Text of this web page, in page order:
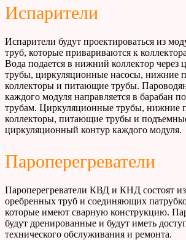
Испарители
Испарители будут проектироваться из
труб, которые привариваются к
Вода подается в нижний коллектор через
трубы, циркуляционные насосы, нижние
коллекторы и питающие трубы.
каждого модуля направляется в барабан
трубам. Циркуляционные трубы, нижние
коллекторы, питающие трубы и
циркуляционный контур каждого модуля.
Пароперегреватели
Пароперегреватели КВД и КНД состоят
оребренных труб и соединяющих
которые имеют сварную конструкцию.
будут дренированные и будут иметь
технического обслуживания и ремонта.